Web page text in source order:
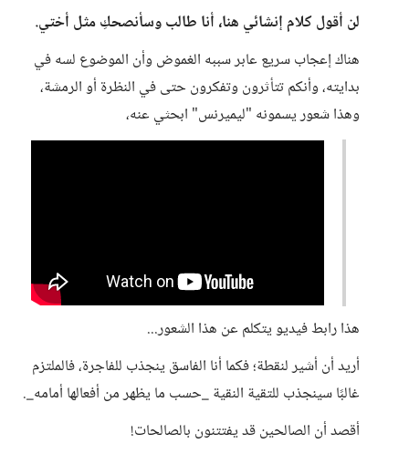
لن أقول كلام إنشائي هنا، أنا طالب وسأنصحكِ مثل أختي.
هناك إعجاب سريع عابر سببه الغموض وأن الموضوع لسه في
بدايته، وأنكم تتأثرون وتفكرون حتى في النظرة أو الرمشة،
وهذا شعور يسمونه "ليميرنس" ابحثي عنه،
هذا رابط فيديو يتكلم عن هذا الشعور...
أريد أن أشير لنقطة؛ فكما أنا الفاسق ينجذب للفاجرة، فالملتزم
غالبًا سينجذب للتقية النقية _حسب ما يظهر من أفعالها أمامه_.
أقصد أن الصالحين قد يفتتنون بالصالحات!